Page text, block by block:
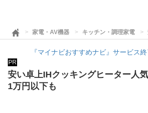
家電・AV機器 キッチン・調理家電
『マイナビおすすめナビ』サービス
PR
安い卓上IHクッキングヒーター人
1万円以下も